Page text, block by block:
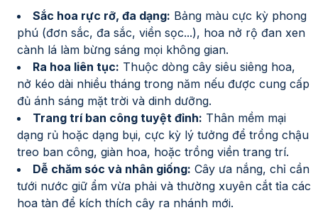
Sắc hoa rực rỡ, đa dạng: Bảng màu cực kỳ phong
phú (đơn sắc, đa sắc, viền sọc...), hoa nở rộ đan xen
cành lá làm bừng sáng mọi không gian.
Ra hoa liên tục: Thuộc dòng cây siêu siêng hoa,
nở kéo dài nhiều tháng trong năm nếu được cung cấp
đủ ánh sáng mặt trời và dinh dưỡng.
Trang trí ban công tuyệt đỉnh: Thân mềm mại
dạng rủ hoặc dạng bụi, cực kỳ lý tưởng để trồng chậu
treo ban công, giàn hoa, hoặc trồng viền trang trí.
Dễ chăm sóc và nhân giống: Cây ưa nắng, chỉ cần
tưới nước giữ ẩm vừa phải và thường xuyên cắt tỉa các
hoa tàn để kích thích cây ra nhánh mới.